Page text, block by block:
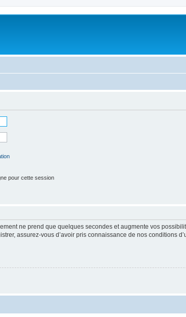
pour cette session
ne prend que quelques secondes et augmente vos
assurez-vous d’avoir pris connaissance de nos conditions